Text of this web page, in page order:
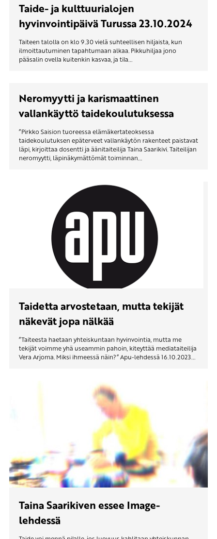
Taide- ja kulttuurialojen
hyvinvointipäivä Turussa 23.10.2024
Taiteen talolla on klo 9.30 vielä suhteellisen hiljaista, kun
ilmoittautuminen tapahtumaan alkaa. Pikkuhiljaa jono
pääsalin ovella kuitenkin kasvaa, ja tila...
Neromyytti ja karismaattinen
vallankäyttö taidekoulutuksessa
”Pirkko Saision tuoreessa elämäkertateoksessa
taidekoulutuksen epäterveet vallankäytön rakenteet paistavat
läpi, kirjoittaa dosentti ja äänitaiteilija Taina Saarikivi. Taiteilijan
neromyytti, läpinäkymättömät toiminnan...
Taidetta arvostetaan, mutta tekijät
näkevät jopa nälkää
”Taiteesta haetaan yhteiskuntaan hyvinvointia, mutta me
tekijät voimme yhä useammin pahoin, kiteyttää mediataiteilija
Vera Arjoma. Miksi ihmeessä näin?” Apu-lehdessä 16.10.2023...
Taina Saarikiven essee Image-
lehdessä